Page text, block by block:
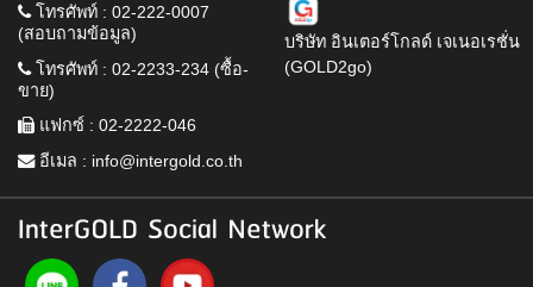
โทรศัพท์ : 02-222-0007
(สอบถามข้อมูล)
โทรศัพท์ : 02-2233-234 (ซื้อ-
ขาย)
แฟกซ์ : 02-2222-046
อีเมล : info@intergold.co.th
บริษัท อินเตอร์โกลด์ เจเนอเรชั่น
(GOLD2go)
InterGOLD Social Network